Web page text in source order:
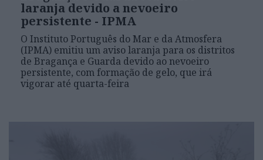
laranja devido a nevoeiro
persistente - IPMA
O Instituto Português do Mar e da Atmosfera
(IPMA) emitiu um aviso laranja para os distritos
de Bragança e Guarda devido ao nevoeiro
persistente, com formação de gelo, que irá
vigorar até quarta-feira